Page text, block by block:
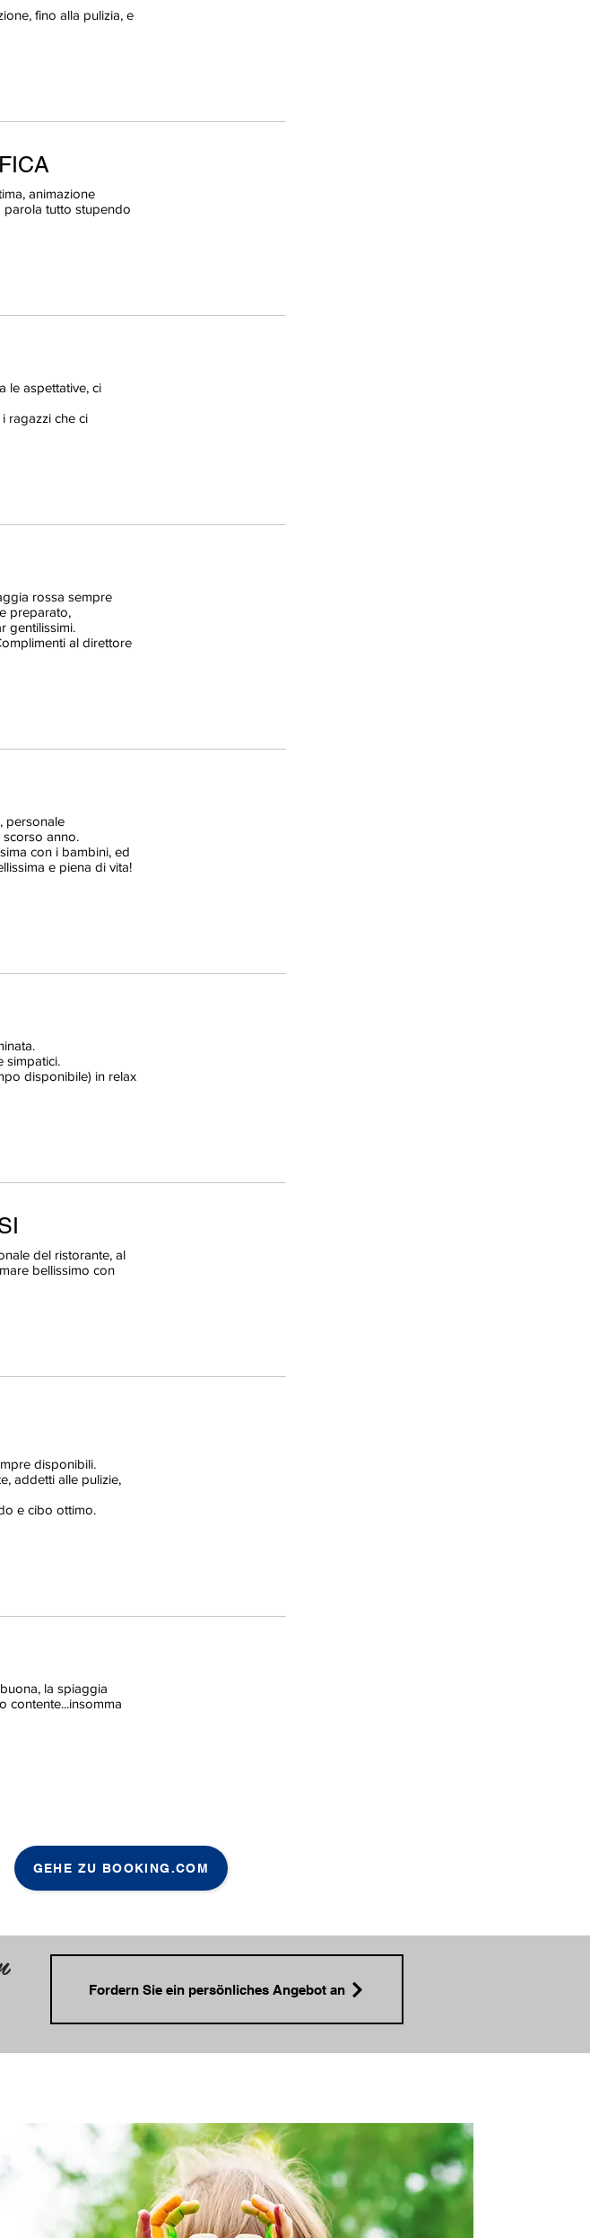
fino alla pulizia, e
animazione
parola tutto stupendo
le aspettative, ci
ragazzi che ci
rossa sempre
preparato,
gentilissimi.
al direttore
personale
anno.
con i bambini, ed
e piena di vita!
simpatici.
disponibile) in relax
del ristorante, al
bellissimo con
disponibili.
addetti alle pulizie,
e cibo ottimo.
la spiaggia
contente...insomma
GEHE ZU BOOKING.COM
Fordern Sie ein persönliches Angebot an